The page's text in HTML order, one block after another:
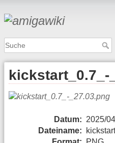
kickstart_0.7_-
Datum: 2025/
Dateiname: